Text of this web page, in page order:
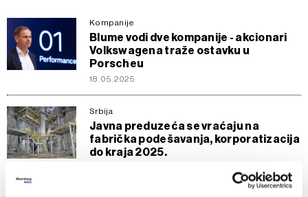
Kompanije
Blume vodi dve kompanije - akcionari
Volkswagena traže ostavku u
Porscheu
18.05.2025
Srbija
Javna preduzeća se vraćaju na
fabrička podešavanja, korporatizacija
do kraja 2025.